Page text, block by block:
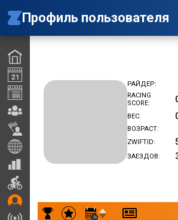
Профиль пользователя
РАЙДЕР
RACING
SCORE
ВЕС
ВОЗРАСТ
ZWIFTID
ЗАЕЗДОВ
Результаты заездов marina kuprienko